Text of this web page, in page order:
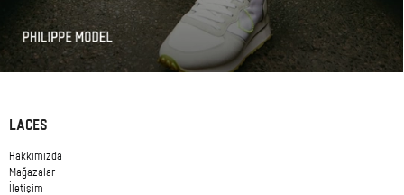
LACES
Hakkımızda
Mağazalar
İletişim